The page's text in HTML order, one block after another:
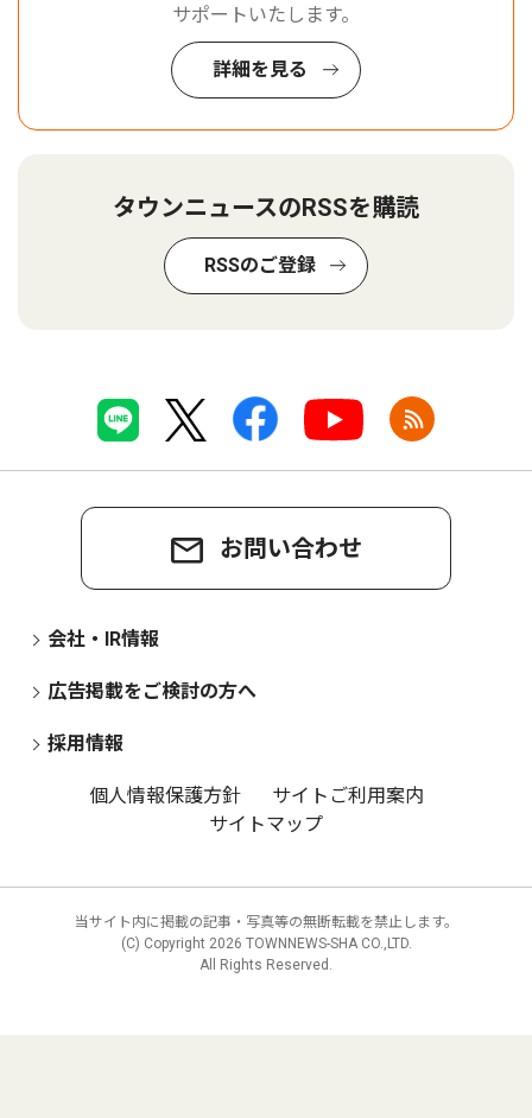
サポートいたします。
詳細を見る
タウンニュースのRSSを購読
RSSのご登録
お問い合わせ
会社・IR情報
広告掲載をご検討の方へ
採用情報
個人情報保護方針
サイトご利用案内
サイトマップ
当サイト内に掲載の記事・写真等の無断転載を禁止します。
(C) Copyright 2026 TOWNNEWS-SHA CO.,LTD.
All Rights Reserved.